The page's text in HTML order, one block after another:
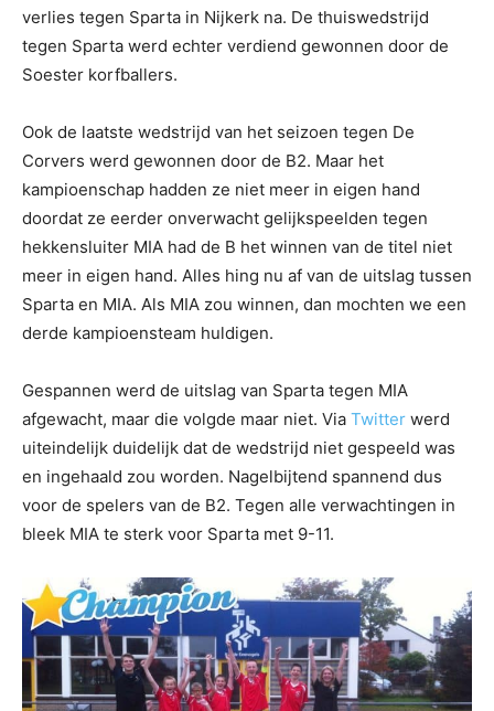
verlies tegen Sparta in Nijkerk na. De thuiswedstrijd
tegen Sparta werd echter verdiend gewonnen door de
Soester korfballers.
Ook de laatste wedstrijd van het seizoen tegen De
Corvers werd gewonnen door de B2. Maar het
kampioenschap hadden ze niet meer in eigen hand
doordat ze eerder onverwacht gelijkspeelden tegen
hekkensluiter MIA had de B het winnen van de titel niet
meer in eigen hand. Alles hing nu af van de uitslag tussen
Sparta en MIA. Als MIA zou winnen, dan mochten we een
derde kampioensteam huldigen.
Gespannen werd de uitslag van Sparta tegen MIA
afgewacht, maar die volgde maar niet. Via Twitter werd
uiteindelijk duidelijk dat de wedstrijd niet gespeeld was
en ingehaald zou worden. Nagelbijtend spannend dus
voor de spelers van de B2. Tegen alle verwachtingen in
bleek MIA te sterk voor Sparta met 9-11.